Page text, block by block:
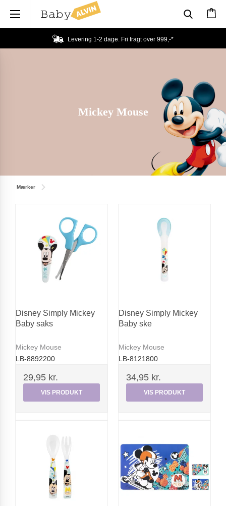
Levering 1-2 dage. Fri fragt over 999,-*
Mickey Mouse
Mærker
Disney Simply Mickey
Baby saks
Mickey Mouse
LB-8892200
29,95 kr.
VIS PRODUKT
Disney Simply Mickey
Baby ske
Mickey Mouse
LB-8121800
34,95 kr.
VIS PRODUKT